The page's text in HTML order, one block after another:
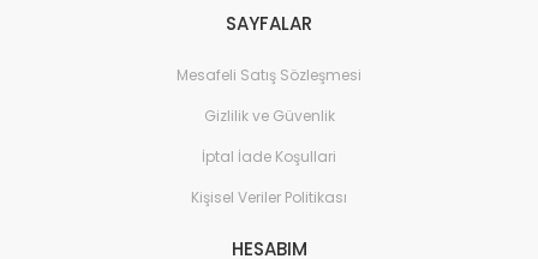
SAYFALAR
Mesafeli Satış Sözleşmesi
Gizlilik ve Güvenlik
İptal İade Koşullari
Kişisel Veriler Politikası
HESABIM